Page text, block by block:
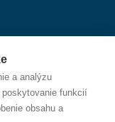
a analýzu
funkcií
obsahu a